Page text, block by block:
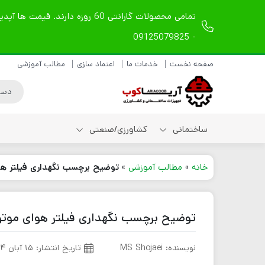
- 09125079825
صفحه نخست خدمات ما اعتماد سازی مطالب آموزشی
ساختمانی
شیلنگ ویبراتور دریلی
مکانیکی
لوازم یدکی شیلنگ
کشاورزی/صنعتی
خانه » مطالب آموزشی » توضیح برچسب نگهداری فیلتر
توضیح برچسب نگهداری فیلتر هوای
نویسنده: MS Shojaei تاریخ انتشار: ۱۵ آبان ۱۴۰۴